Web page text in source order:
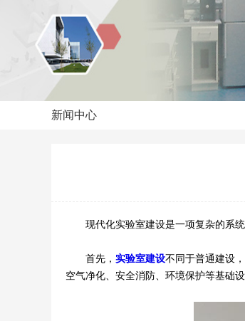
新闻中心
现代化实验室建设是一项复杂的系统
首先， 实验室建设不同于普通建设
空气净化、安全消防、环境保护等基础设